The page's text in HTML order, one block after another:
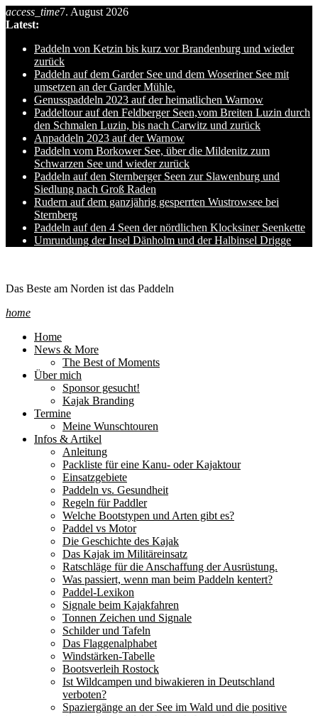
Skip
to
content
access_time7. August 2026
Latest:
Paddeln von Ketzin bis kurz vor Brandenburg und wieder
zurück
Paddeln auf dem Garder See und dem Woseriner See mit
umsetzen an der Garder Mühle.
Genusspaddeln 2023 auf der heimatlichen Warnow
Paddeltour auf den Feldberger Seen,vom Breiten Luzin durch
den Schmalen Luzin, bis nach Carwitz und zurück
Anpaddeln 2023 auf der Warnow
Paddeln vom Borkower See, über die Mildenitz zum
Schwarzen See und wieder zurück
Paddeln auf den Sternberger Seen zur Slawenburg und
Siedlung nach Groß Raden
Rudern auf dem ganzjährig gesperrten Wustrowsee bei
Sternberg
Paddeln auf den 4 Seen der nördlichen Klocksiner Seenkette
Umrundung der Insel Dänholm und der Halbinsel Drigge
Das Beste am Norden ist das Paddeln
home
Home
News & More
The Best of Moments
Über mich
Sponsor gesucht!
Kajak Branding
Termine
Meine Wunschtouren
Infos & Artikel
Anleitung
Packliste für eine Kanu- oder Kajaktour
Einsatzgebiete
Paddeln vs. Gesundheit
Regeln für Paddler
Welche Bootstypen und Arten gibt es?
Paddel vs Motor
Die Geschichte des Kajak
Das Kajak im Militäreinsatz
Ratschläge für die Anschaffung der Ausrüstung.
Was passiert, wenn man beim Paddeln kentert?
Paddel-Lexikon
Signale beim Kajakfahren
Tonnen Zeichen und Signale
Schilder und Tafeln
Das Flaggenalphabet
Windstärken-Tabelle
Bootsverleih Rostock
Ist Wildcampen und biwakieren in Deutschland
verboten?
Spaziergänge an der See im Wald und die positive